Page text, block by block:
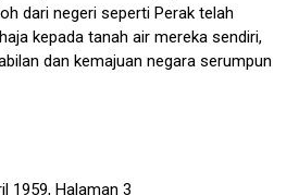
dari negeri seperti Perak telah
kepada tanah air mereka sendiri,
dan kemajuan negara serumpun
1959, Halaman 3